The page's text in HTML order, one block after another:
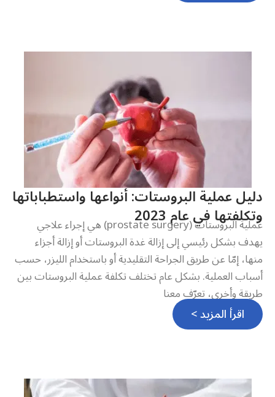
دليل عملية البروستات: أنواعها واستطباباتها
وتكلفتها في عام 2023 عملية البروستات (prostate surgery) هي إجراء علاجي
يهدف بشكل رئيسي إلى إزالة غدة البروستات أو إزالة أجزاء
منها، إمّا عن طريق الجراحة التقليدية أو باستخدام الليزر، حسب
أسباب العملية. بشكل عام تختلف تكلفة عملية البروستات بين
طريقة وأخرى، تعرّف معنا
اقرأ المزيد >